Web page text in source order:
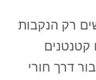
רק הנקבות
קטנטנים
דרך חורי